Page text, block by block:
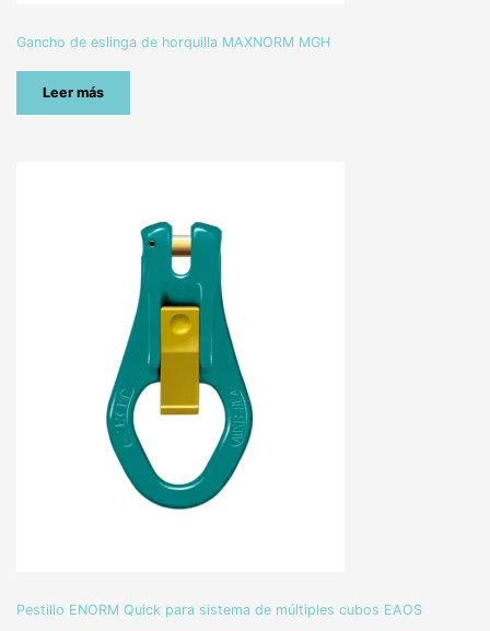
Gancho de eslinga de horquilla MAXNORM MGH
Leer más
Pestillo ENORM Quick para sistema de múltiples cubos EAOS